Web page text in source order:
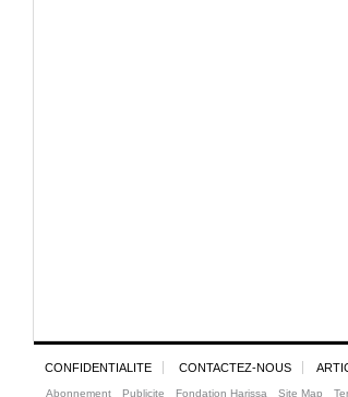
CONFIDENTIALITE CONTACTEZ-NOUS
Abonnement Publicite Fondation Harissa Site Map